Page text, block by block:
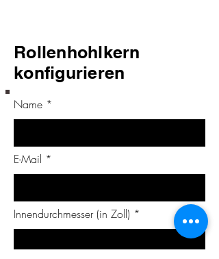
Rollenhohlkern
konfigurieren
Name
E-Mail
Innendurchmesser (in Zoll)